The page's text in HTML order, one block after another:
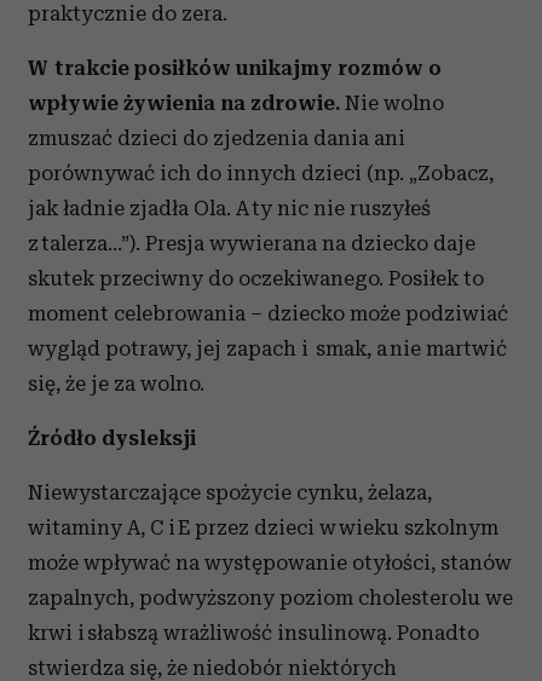
praktycznie do zera.
W trakcie posiłków unikajmy rozmów o
wpływie żywienia na zdrowie. Nie wolno
zmuszać dzieci do zjedzenia dania ani
porównywać ich do innych dzieci (np. „Zobacz,
jak ładnie zjadła Ola. A ty nic nie ruszyłeś
z talerza…”). Presja wywierana na dziecko daje
skutek przeciwny do oczekiwanego. Posiłek to
moment celebrowania – dziecko może podziwiać
wygląd potrawy, jej zapach i smak, a nie martwić
się, że je za wolno.
Źródło dysleksji
Niewystarczające spożycie cynku, żelaza,
witaminy A, C i E przez dzieci w wieku szkolnym
może wpływać na występowanie otyłości, stanów
zapalnych, podwyższony poziom cholesterolu we
krwi i słabszą wrażliwość insulinową. Ponadto
stwierdza się, że niedobór niektórych